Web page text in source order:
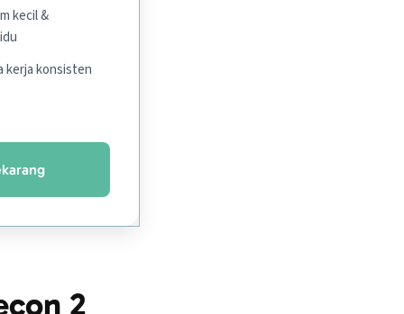
kecil &
kerja konsisten
2